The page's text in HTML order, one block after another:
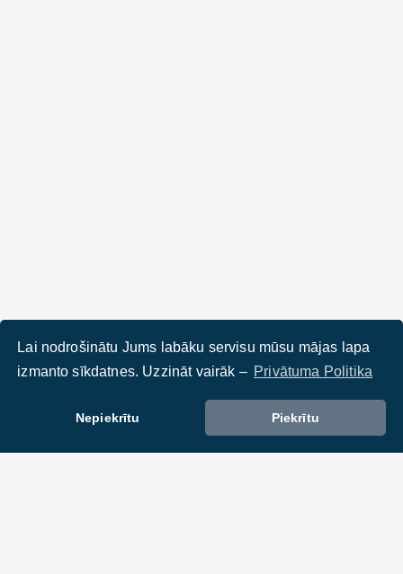
Lai nodrošinātu Jums labāku servisu mūsu mājas lapa
izmanto sīkdatnes. Uzzināt vairāk – Privātuma Politika
Nepiekrītu Piekrītu